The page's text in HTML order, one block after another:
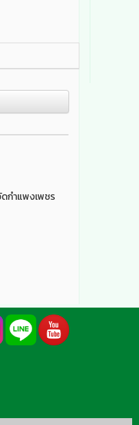
กำแพงเพชร